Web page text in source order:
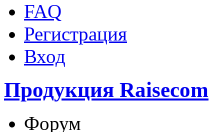
FAQ
Регистрация
Вход
Продукция Raisecom
Форум